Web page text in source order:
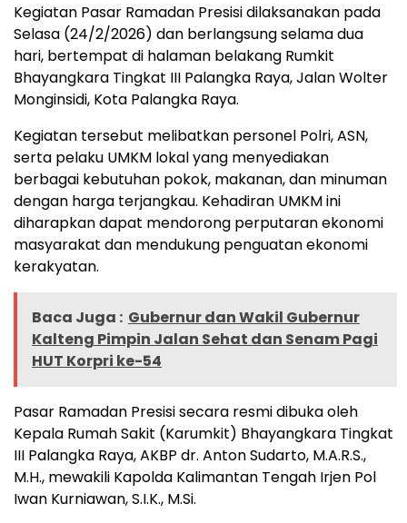
Kegiatan Pasar Ramadan Presisi dilaksanakan pada
Selasa (24/2/2026) dan berlangsung selama dua
hari, bertempat di halaman belakang Rumkit
Bhayangkara Tingkat III Palangka Raya, Jalan Wolter
Monginsidi, Kota Palangka Raya.
Kegiatan tersebut melibatkan personel Polri, ASN,
serta pelaku UMKM lokal yang menyediakan
berbagai kebutuhan pokok, makanan, dan minuman
dengan harga terjangkau. Kehadiran UMKM ini
diharapkan dapat mendorong perputaran ekonomi
masyarakat dan mendukung penguatan ekonomi
kerakyatan.
Baca Juga : Gubernur dan Wakil Gubernur
Kalteng Pimpin Jalan Sehat dan Senam Pagi
HUT Korpri ke-54
Pasar Ramadan Presisi secara resmi dibuka oleh
Kepala Rumah Sakit (Karumkit) Bhayangkara Tingkat
III Palangka Raya, AKBP dr. Anton Sudarto, M.A.R.S.,
M.H., mewakili Kapolda Kalimantan Tengah Irjen Pol
Iwan Kurniawan, S.I.K., M.Si.